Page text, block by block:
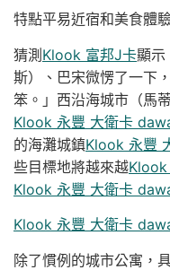
特點平易近宿和美食體
猜測Klook 富邦J卡顯示
斯）、巴宋微愣了一下
笨。」西沿海城市（馬
Klook 永豐 大衛卡
的海灘城鎮Klook 永豐
些目標地將越來越
Klook 永豐 大衛卡
Klook 永豐 大衛卡
除了慣例的城市公寓，